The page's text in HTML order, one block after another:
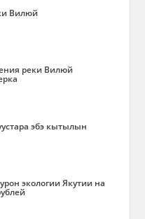
Вилюй
реки Вилюй
эбэ кытылын
экологии Якутии на